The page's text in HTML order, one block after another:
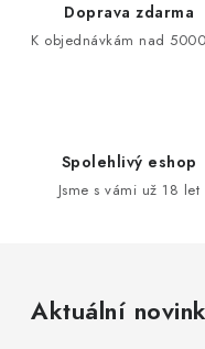
Doprava zdarma
K objednávkám nad
Spolehlivý eshop
Jsme s vámi už 18 let
Aktuální